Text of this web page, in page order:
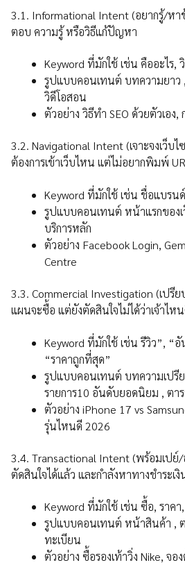
3.1. Informational Intent (อยากรู้/หา
ตอบ ความรู้ หรือวิธีแก้ปัญหา
Keyword ที่มักใช้ เช่น คืออะไร,
รูปแบบคอนเทนต์ บทความยาว
วิดีโอสอน
ตัวอย่าง วิธีทำ SEO ด้วยตัวเอง
3.2. Navigational Intent (เจาะจงเว็บไ
ต้องการเข้าเว็บไหน แต่ไม่อยากพิมพ์
Keyword ที่มักใช้ เช่น ชื่อแบรน
รูปแบบคอนเทนต์ หน้าแรกของ
บริการหลัก
ตัวอย่าง Facebook Login,
Centre
3.3. Commercial Investigation (เปรี
แผนจะซื้อ แต่ยังตัดสินใจไม่ได้ว่าเจ้าไห
Keyword ที่มักใช้ เช่น รีวิว”, “
“ราคาถูกที่สุด”
รูปแบบคอนเทนต์ บทความเปรีย
รายการ10 อันดับยอดนิยม , ตา
ตัวอย่าง iPhone 17 vs
รุ่นไหนดี 2026
3.4. Transactional Intent (พร้อมเปย์/
ตัดสินใจได้แล้ว และกำลังหาทางชำระเ
Keyword ที่มักใช้ เช่น ซื้อ, ราค
รูปแบบคอนเทนต์ หน้าสินค้า ,
ทะเบียน
ตัวอย่าง ซื้อรองเท้าวิ่ง Nike, จ